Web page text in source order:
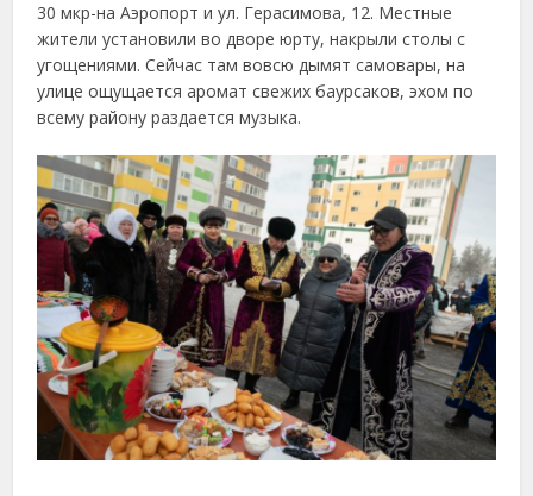
30 мкр-на Аэропорт и ул. Герасимова, 12. Местные
жители установили во дворе юрту, накрыли столы с
угощениями. Сейчас там вовсю дымят самовары, на
улице ощущается аромат свежих баурсаков, эхом по
всему району раздается музыка.